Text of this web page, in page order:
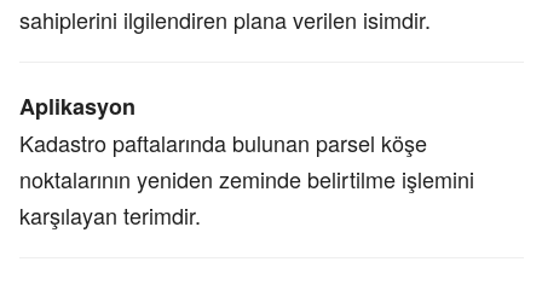
sahiplerini ilgilendiren plana verilen isimdir.
Aplikasyon
Kadastro paftalarında bulunan parsel köşe
noktalarının yeniden zeminde belirtilme işlemini
karşılayan terimdir.